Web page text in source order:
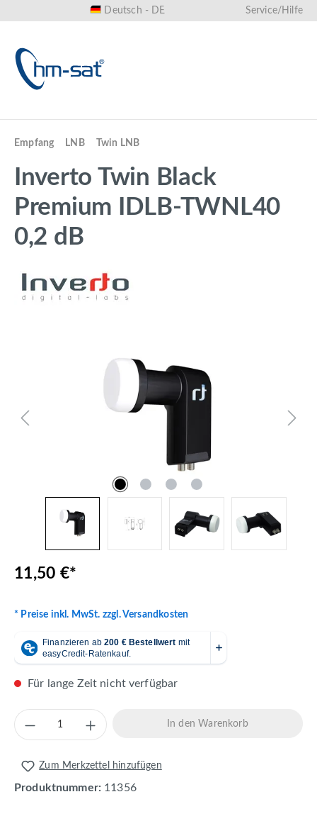
Deutsch - DE Service/Hilfe
Empfang LNB Twin LNB
Inverto Twin Black
Premium IDLB-TWNL40
0,2 dB
11,50 €*
* Preise inkl. MwSt. zzgl. Versandkosten
Für lange Zeit nicht verfügbar
Produkt Anzahl: Gib den gewünschten
In den Warenkorb
Zum Merkzettel hinzufügen
Produktnummer: 11356